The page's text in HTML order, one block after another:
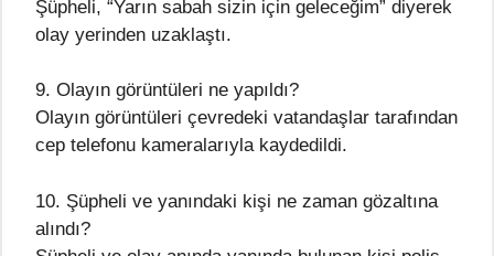
Şüpheli, “Yarın sabah sizin için geleceğim” diyerek
olay yerinden uzaklaştı.
9. Olayın görüntüleri ne yapıldı?
Olayın görüntüleri çevredeki vatandaşlar tarafından
cep telefonu kameralarıyla kaydedildi.
10. Şüpheli ve yanındaki kişi ne zaman gözaltına
alındı?